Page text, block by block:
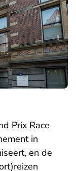
Prix Race
in
en de